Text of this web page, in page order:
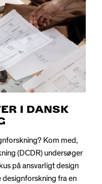
I DANSK
Kom med,
(DCDR) undersøger
på ansvarligt design
designforskning fra en